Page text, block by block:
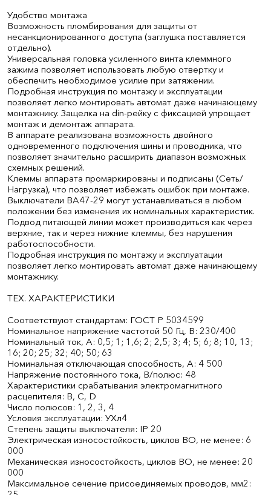
Удобство монтажа
Возможность пломбирования для защиты от
несанкционированного доступа (заглушка поставляется
отдельно).
Универсальная головка усиленного винта клеммного
зажима позволяет использовать любую отвертку и
обеспечить необходимое усилие при затяжении.
Подробная инструкция по монтажу и эксплуатации
позволяет легко монтировать автомат даже начинающему
монтажнику. Защелка на din-рейку с фиксацией упрощает
монтаж и демонтаж аппарата.
В аппарате реализована возможность двойного
одновременного подключения шины и проводника, что
позволяет значительно расширить диапазон возможных
схемных решений.
Клеммы аппарата промаркированы и подписаны (Сеть/
Нагрузка), что позволяет избежать ошибок при монтаже.
Выключатели ВА47-29 могут устанавливаться в любом
положении без изменения их номинальных характеристик.
Подвод питающей линии может производиться как через
верхние, так и через нижние клеммы, без нарушения
работоспособности.
Подробная инструкция по монтажу и эксплуатации
позволяет легко монтировать автомат даже начинающему
монтажнику.
ТЕХ. ХАРАКТЕРИСТИКИ
Соответствуют стандартам: ГОСТ Р 50345­99
Номинальное напряжение частотой 50 Гц, В: 230/400
Номинальный ток, А: 0,5; 1; 1,6; 2; 2,5; 3; 4; 5; 6; 8; 10, 13;
16; 20; 25; 32; 40; 50; 63
Номинальная отключающая способность, А: 4 500
Напряжение постоянного тока, В/полюс: 48
Характеристики срабатывания электромагнитного
расцепителя: В, С, D
Число полюсов: 1, 2, 3, 4
Условия эксплуатации: УХл4
Степень защиты выключателя: IP 20
Электрическая износостойкость, циклов В­О, не менее: 6
000
Механическая износостойкость, циклов В­О, не менее: 20
000
Максимальное сечение присоединяемых проводов, мм2: